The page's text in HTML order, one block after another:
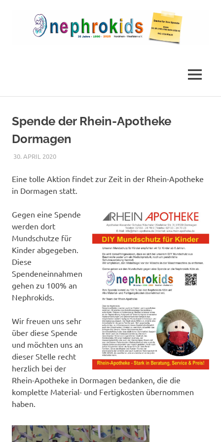
MENÜ
Spende der Rhein-Apotheke
Dormagen
30. APRIL 2020NICOLE.BETH
ALLGEMEIN
Eine tolle Aktion findet zur Zeit in der Rhein-Apotheke
in Dormagen statt.
Gegen eine Spende
werden dort
Mundschutze für
Kinder abgegeben.
Diese
Spendeneinnahmen
gehen zu 100% an
Nephrokids.
Wir freuen uns sehr
über diese Spende
und möchten uns an
dieser Stelle recht
herzlich bei der
Rhein-Apotheke in Dormagen bedanken, die die
komplette Material- und Fertigkosten übernommen
haben.